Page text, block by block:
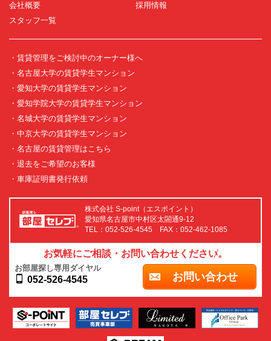
会社概要
採用情報
スタッフ一覧
・賃貸管理をご検討中のオーナー様へ
・名古屋大学の賃貸学生マンション
・愛知大学の賃貸学生マンション
・愛知学院大学の賃貸学生マンション
・名城大学の賃貸学生マンション
・中京大学の賃貸学生マンション
・名古屋の賃貸管理はこちら
・退去をご希望のお客様
・車庫証明書発行依頼
株式会社 S-point（エスポイント）
愛知県名古屋市中村区太閤通9-12
TEL：052-526-4545 FAX：052-462-1085
お気軽にご相談・お問い合わせください。
お部屋探し専用ダイヤル
052-526-4545 お問い合わせ